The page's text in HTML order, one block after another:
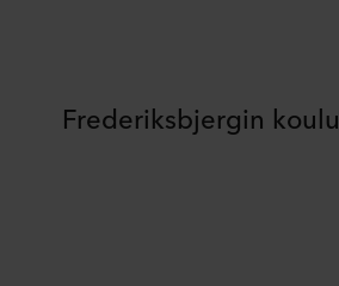
Frederiksbjergin koulu